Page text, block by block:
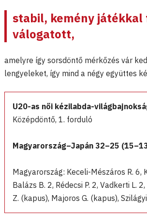
stabil, kemény
válogatott,
amelyre így sorsdöntő mérkőzés vár
lengyeleket, így mind a négy együttes
U20-as női kézilabda-
Középdöntő, 1. forduló
Magyarország–Japán 32–25
Magyarország: Keceli-Mészáros R. 6,
Balázs B. 2, Rédecsi P. 2, Vadkerti L.
Z. (kapus), Majoros G. (kapus),